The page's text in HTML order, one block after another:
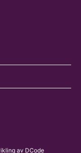
av DCode